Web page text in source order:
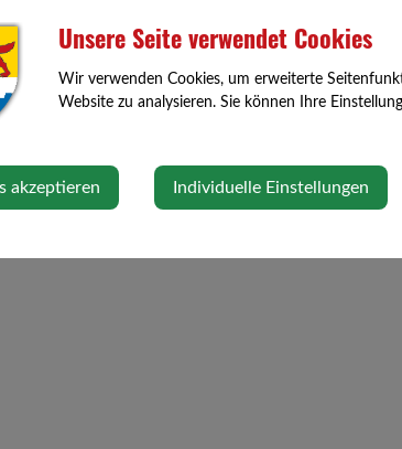
Adresse
Kirchweg 12
3354 Wolfsbach
Unsere Seite verwendet Cookies
Wir verwenden Cookies, um erweiterte
Website zu analysieren. Sie können Ihre
akzeptieren Individuelle Einstellungen